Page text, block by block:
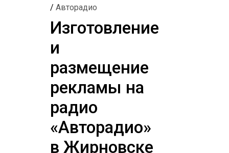
/ Авторадио
Изготовление
и
размещение
рекламы на
радио
«Авторадио»
в Жирновске